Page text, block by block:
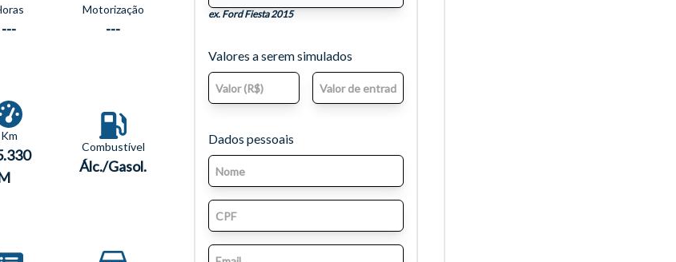
---
Motorização
---
Km
Combustível
Álc./Gasol.
ex. Ford Fiesta 2015
Valores a serem simulados
Dados pessoais